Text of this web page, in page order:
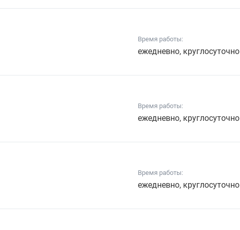
Время работы:
ежедневно, круглосуточно
Время работы:
ежедневно, круглосуточно
Время работы:
ежедневно, круглосуточно